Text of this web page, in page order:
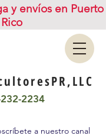
y envíos en Puerto
Rico
2234
a nuestro canal